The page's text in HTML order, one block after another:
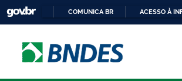
COMUNICA BR ACESSO À